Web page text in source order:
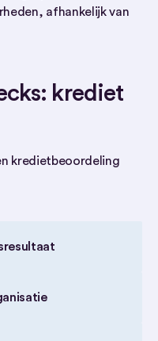
afhankelijk van
krediet
kredietbeoordeling